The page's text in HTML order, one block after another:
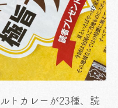
トカレーが23種、読